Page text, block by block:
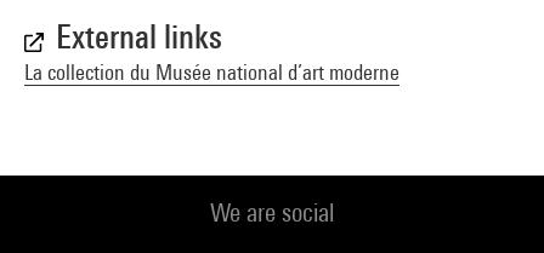
External links
La collection du Musée national d’art moderne
We are social